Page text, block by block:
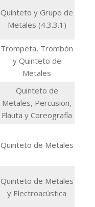
Quinteto y Grupo de
Metales (4.3.3.1)
Trompeta, Trombón
y Quinteto de
Metales
Quinteto de
Metales, Percusion,
Flauta y Coreografía
Quinteto de Metales
Quinteto de Metales
y Electroacústica